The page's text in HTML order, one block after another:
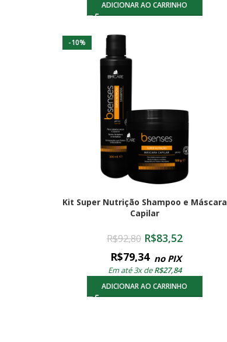
ADICIONAR AO CARRINHO
-10%
Kit Super Nutrição Shampoo e Máscara
Capilar
R$92,80 R$83,52
R$79,34 no PIX
Em até 3x deR$27,84
ADICIONAR AO CARRINHO